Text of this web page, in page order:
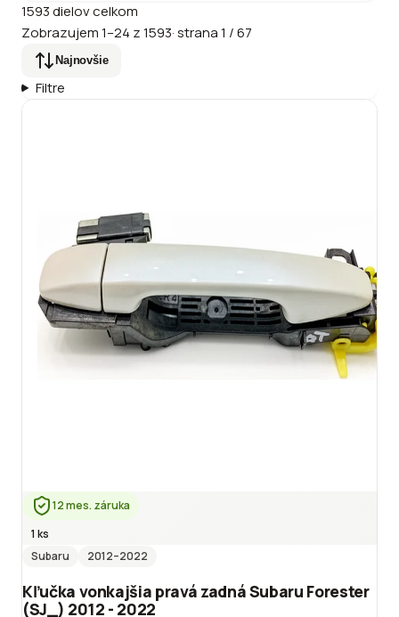
1593dielovcelkom
Zobrazujem1–24 z1593·strana1 /67
Najnovšie
Filtre
12 mes. záruka
1 ks
Subaru
2012–2022
Kľučka vonkajšia pravá zadná Subaru Forester
(SJ_) 2012 - 2022